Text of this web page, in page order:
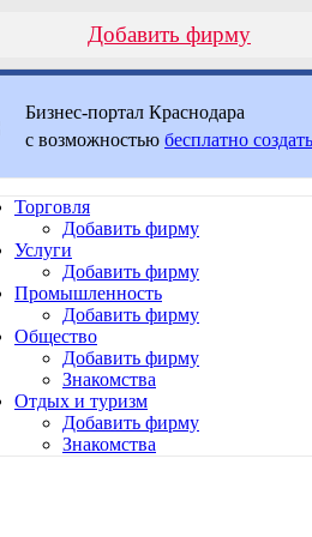
Добавить фирму
Бизнес-портал Краснодара
с возможностью бесплатно
Торговля
Добавить фирму
Услуги
Добавить фирму
Промышленность
Добавить фирму
Общество
Добавить фирму
Знакомства
Отдых и туризм
Добавить фирму
Знакомства